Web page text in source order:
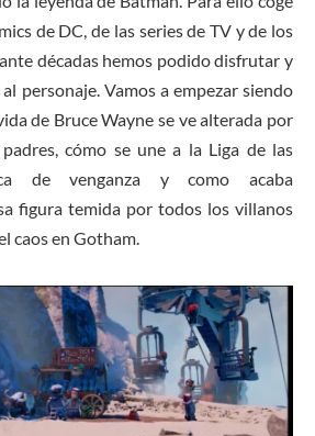
de DC, de las series de TV y de los
décadas hemos podido disfrutar y
personaje. Vamos a empezar siendo
de Bruce Wayne se ve alterada por
cómo se une a la Liga de las
de venganza y como acaba
figura temida por todos los villanos
caos en Gotham.